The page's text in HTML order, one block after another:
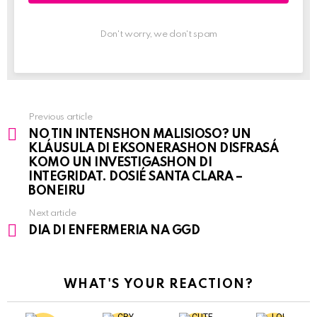
Don't worry, we don't spam
See
more
Previous article
NO TIN INTENSHON MALISIOSO? UN
KLÁUSULA DI EKSONERASHON DISFRASÁ
KOMO UN INVESTIGASHON DI
INTEGRIDAT. DOSIÉ SANTA CLARA –
BONEIRU
Next article
DIA DI ENFERMERIA NA GGD
WHAT'S YOUR REACTION?